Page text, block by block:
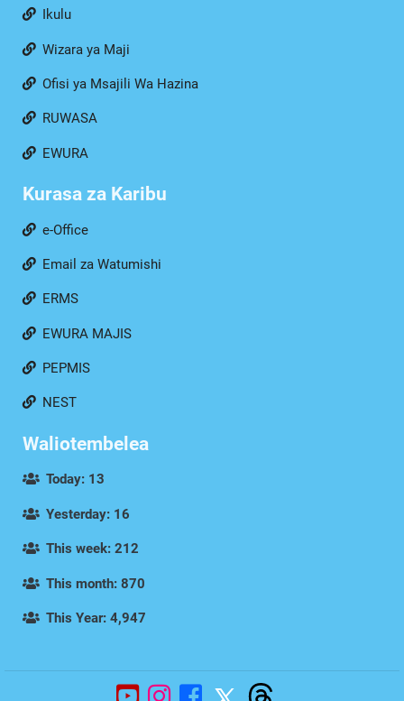
Ikulu
Wizara ya Maji
Ofisi ya Msajili Wa Hazina
RUWASA
EWURA
Kurasa za Karibu
e-Office
Email za Watumishi
ERMS
EWURA MAJIS
PEPMIS
NEST
Waliotembelea
Today: 13
Yesterday: 16
This week: 212
This month: 870
This Year: 4,947